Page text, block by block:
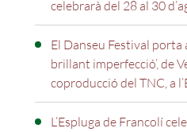
celebrarà del 28 al 30
El Danseu Festival porta
brillant imperfecció’, de
coproducció del TNC, a
L’Espluga de Francolí